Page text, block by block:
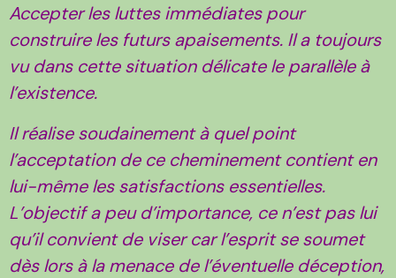
Accepter les luttes immédiates pour
construire les futurs apaisements. Il a toujours
vu dans cette situation délicate le parallèle à
l’existence.
Il réalise soudainement à quel point
l’acceptation de ce cheminement contient en
lui-même les satisfactions essentielles.
L’objectif a peu d’importance, ce n’est pas lui
qu’il convient de viser car l’esprit se soumet
dès lors à la menace de l’éventuelle déception,